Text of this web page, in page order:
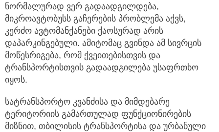
ნორმალურად ვერ გადაადგილდება,
მიკროავტობუსს გაჩერების პრობლემა აქვს,
კერძო ავტომანქანები ქაოსურად არის
დაპარკინგებული. ამიტომაც გვინდა ამ სივრცის
მოწესრიგება, რომ ქვეითებისთვის და
ტრანსპორტისთვის გადაადგილება უსაფრთხო
იყოს.
სატრანსპორტო კვანძისა და მიმდებარე
ტერიტორიის გამართულად ფუნქციონირების
მიზნით, თბილისის ტრანსპორტისა და ურბანული